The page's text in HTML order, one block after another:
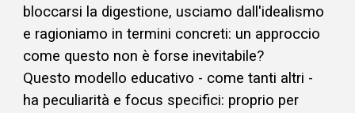
bloccarsi la digestione, usciamo dall'idealismo
e ragioniamo in termini concreti: un approccio
come questo non è forse inevitabile?
Questo modello educativo - come tanti altri -
ha peculiarità e focus specifici: proprio per